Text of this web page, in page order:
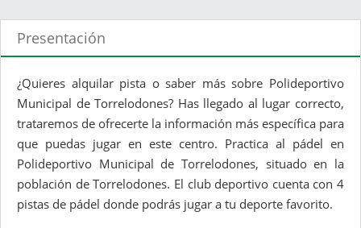
Presentación
¿Quieres alquilar pista o saber más sobre Polideportivo
Municipal de Torrelodones? Has llegado al lugar correcto,
trataremos de ofrecerte la información más específica para
que puedas jugar en este centro. Practica al pádel en
Polideportivo Municipal de Torrelodones, situado en la
población de Torrelodones. El club deportivo cuenta con 4
pistas de pádel donde podrás jugar a tu deporte favorito.